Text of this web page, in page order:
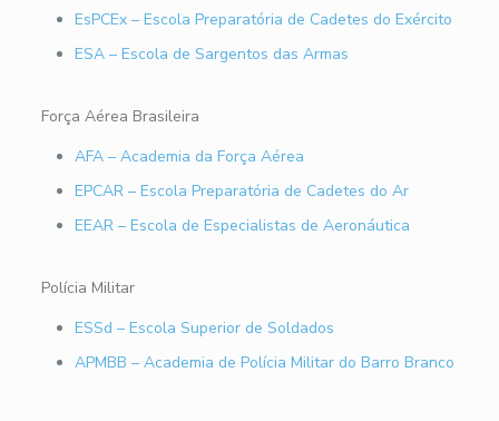
EsPCEx – Escola Preparatória de Cadetes do Exército
ESA – Escola de Sargentos das Armas
Força Aérea Brasileira
AFA – Academia da Força Aérea
EPCAR – Escola Preparatória de Cadetes do Ar
EEAR – Escola de Especialistas de Aeronáutica
Polícia Militar
ESSd – Escola Superior de Soldados
APMBB – Academia de Polícia Militar do Barro Branco